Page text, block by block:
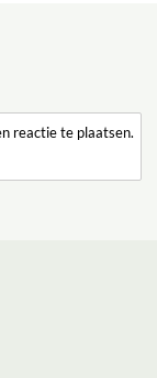
reactie te plaatsen.